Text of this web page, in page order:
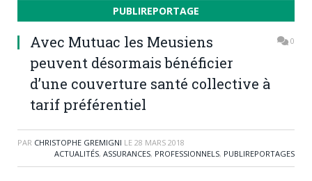
PUBLIREPORTAGE
Avec Mutuac les Meusiens
peuvent désormais bénéficier
d’une couverture santé collective à
tarif préférentiel
0
PAR CHRISTOPHE GREMIGNI LE 28 MARS 2018
ACTUALITÉS, ASSURANCES, PROFESSIONNELS, PUBLIREPORTAGES